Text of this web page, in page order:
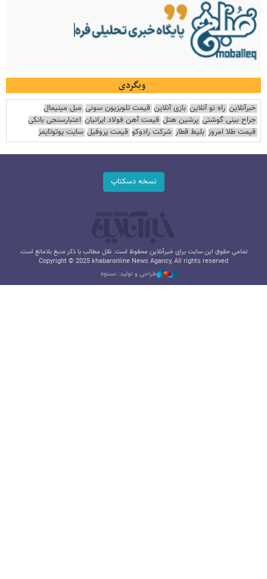
وبگردی
خبرآنلاین راه نو آنلاین بازی آنلاین قیمت تلویزیون سونی مبل مینیمال
جراح بینی گوشتی پرشین هتل قیمت آهن فولاد ایرانیان اعتبارسنجی بانکی
قیمت طلا امروز بلیط قطار شرکت رادوکو قیمت پروفیل سایت یوتوتایمز
نسخه دسکتاپ
تمامی حقوق این سایت برای خبرآنلاین محفوظ است. نقل مطالب با ذکر منبع بلامانع است.
Copyright © 2025 khabaronline News Agancy, All rights reserved
طراحی و تولید: نستوه